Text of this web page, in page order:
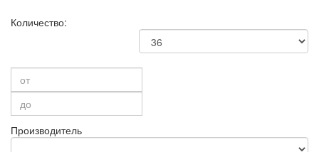
Количество:
Производитель